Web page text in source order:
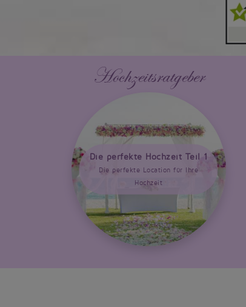
Hochzeitsratgeber
Die perfekte Hochzeit Teil 1
Die perfekte Location für Ihre
Hochzeit